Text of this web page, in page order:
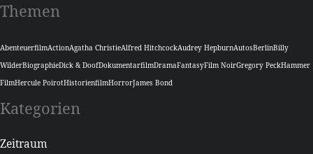
Themen
AbenteuerfilmActionAgatha ChristieAlfred HitchcockAudrey HepburnAutosBerlinBilly
WilderBiographieDick & DoofDokumentarfilmDramaFantasyFilm NoirGregory PeckHammer
FilmHercule PoirotHistorienfilmHorrorJames Bond
Kategorien
Zeitraum